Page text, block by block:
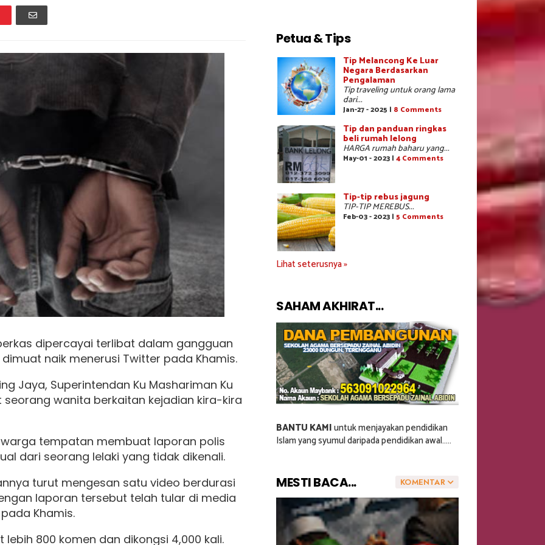
dipercayai terlibat dalam gangguan
naik menerusi Twitter pada Khamis.
Jaya, Superintendan Ku Mashariman Ku
wanita berkaitan kejadian kira-kira
tempatan membuat laporan polis
dari seorang lelaki yang tidak dikenali.
turut mengesan satu video berdurasi
laporan tersebut telah tular di media
Khamis.
800 komen dan dikongsi 4,000 kali.
Petua & Tips
Tip Melancong Ke Luar
Negara Berdasarkan
Pengalaman
Tip traveling untuk orang lama
dari...
Jan-27 - 2025 | 8 Comments
Tip dan panduan ringkas
beli rumah lelong
HARGA rumah baharu yang...
May-01 - 2023 | 4 Comments
Tip-tip rebus jagung
TIP-TIP MEREBUS...
Feb-03 - 2023 | 5 Comments
Lihat seterusnya »
SAHAM AKHIRAT...
BANTU KAMIuntuk menjayakan pendidikan
Islam yang syumul daripada pendidikan awal.....
KOMENTAR
MESTI BACA...